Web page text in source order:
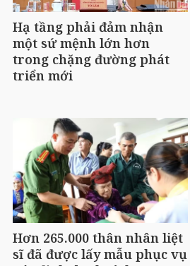
Hạ tầng phải đảm nhận
một sứ mệnh lớn hơn
trong chặng đường phát
triển mới
Hơn 265.000 thân nhân liệt
sĩ đã được lấy mẫu phục vụ